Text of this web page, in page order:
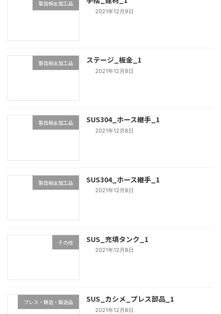
製缶板金加工品
2021年12月9日
製缶板金加工品 ステージ_板金_1
2021年12月8日
製缶板金加工品 SUS304_ホース継手_1
2021年12月8日
製缶板金加工品 SUS304_ホース継手_1
2021年12月8日
その他 SUS_充填タンク_1
2021年12月8日
プレス・鋳造・鍛造品 SUS_カシメ_プレス部品_1
2021年12月8日